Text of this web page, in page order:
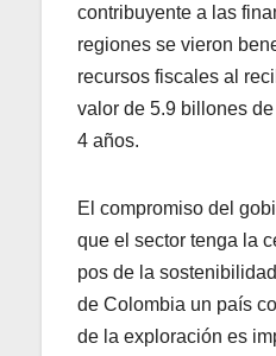
contribuyente a las
regiones se vieron
recursos fiscales al
valor de 5.9 billones
4 años.
El compromiso del
que el sector tenga la
pos de la
de Colombia un país
de la exploración es